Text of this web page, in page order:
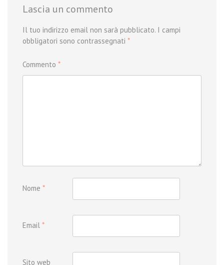
Lascia un commento
Il tuo indirizzo email non sarà pubblicato. I campi
obbligatori sono contrassegnati *
Commento *
Nome *
Email *
Sito web